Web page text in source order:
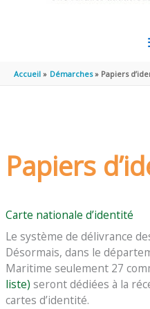
Accueil Démarches Papiers
Papiers
Carte nationale d’identité
Le système de délivrance
Désormais, dans le
Maritime seulement 27
liste) seront dédiées à la
cartes d’identité.